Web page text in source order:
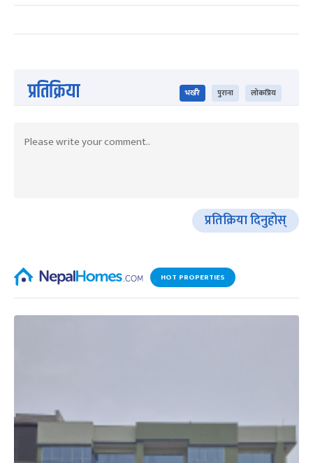
प्रतिक्रिया भर्खरै पुराना लोकप्रिय
प्रतिक्रिया दिनुहोस्
HOT PROPERTIES